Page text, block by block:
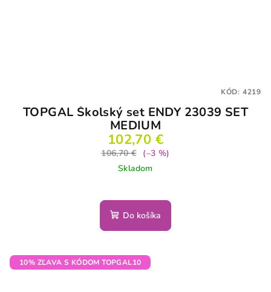
TOPGAL Školský set ENDY 23039 SET
MEDIUM
102,70 €
106,70 €
(–3 %)
Skladom
Do košíka
KÓD: 4219
10% ZĽAVA S KÓDOM TOPGAL10